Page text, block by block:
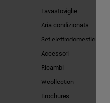
Lavastoviglie
Aria condizionata
Set elettrodomestici
Accessori
Ricambi
Wcollection
Brochures